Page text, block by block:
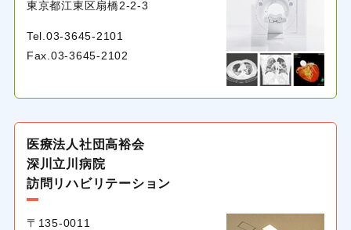
東京都江東区扇橋2-2-3
Tel. 03-3645-2101
Fax.03-3645-2102
医療法人社団高裕会
深川立川病院
訪問リハビリテーション
〒135-0011